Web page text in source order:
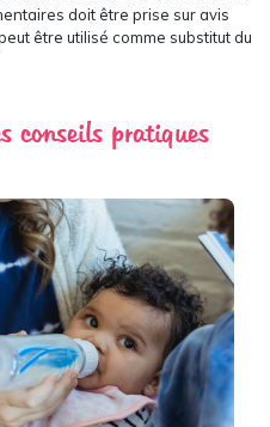
doit être prise sur avis
être utilisé comme substitut du
conseils pratiques